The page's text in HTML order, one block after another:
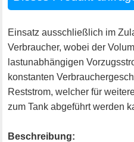
Einsatz ausschließlich im
Verbraucher, wobei der
lastunabhängigen
konstanten
Reststrom, welcher für
zum Tank abgeführt werden
Beschreibung: